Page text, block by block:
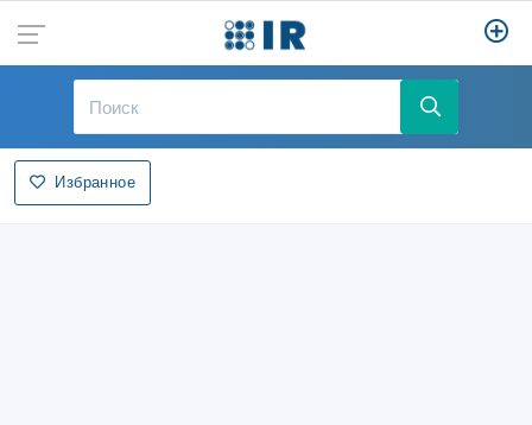
Избранное